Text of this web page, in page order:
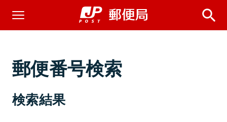
郵便番号検索
検索結果